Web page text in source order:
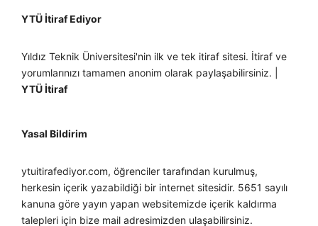
YTÜ İtiraf Ediyor
Yıldız Teknik Üniversitesi'nin ilk ve tek itiraf sitesi. İtiraf ve
yorumlarınızı tamamen anonim olarak paylaşabilirsiniz. |
YTÜ İtiraf
Yasal Bildirim
ytuitirafediyor.com, öğrenciler tarafından kurulmuş,
herkesin içerik yazabildiği bir internet sitesidir. 5651 sayılı
kanuna göre yayın yapan websitemizde içerik kaldırma
talepleri için bize mail adresimizden ulaşabilirsiniz.